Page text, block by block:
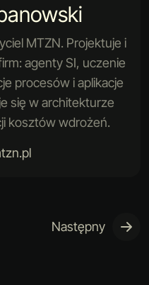
MTZN. Projektuje i
agenty SI, uczenie
procesów i aplikacje
się w architekturze
kosztów wdrożeń.
Następny